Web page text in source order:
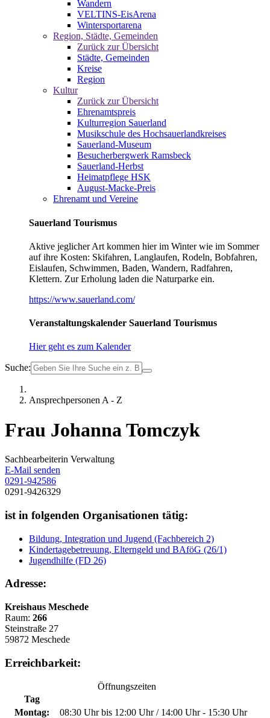
Wandern
VELTINS-EisArena
Wintersportarena
Region, Städte, Gemeinden
Zurück zur Übersicht
Städte, Gemeinden
Kreise
Region
Kultur
Zurück zur Übersicht
Ehrenamtspreis
Kulturregion Sauerland
Musikschule des Hochsauerlandkreises
Sauerland-Museum
Besucherbergwerk Ramsbeck
Sauerland-Herbst
Heimatpflege HSK
August-Macke-Preis
Ehrenamt und Vereine
Sauerland Tourismus
Aktive jeglicher Art kommen hier im Winter wie im Sommer
auf ihre Kosten: Skifahren, Langlaufen, Rodeln, Bobfahren,
Eislaufen, Schwimmen, Baden, Wandern, Radfahren,
Klettern. Zur Erholung laden die Naturparke ein.
https://www.sauerland.com/
Veranstaltungskalender Sauerland Tourismus
Hier geht es zum Kalender
Suche:
Ansprechpersonen A - Z
Frau Johanna Tomczyk
Sachbearbeiterin Verwaltung
E-Mail senden
0291-942586
0291-9426329
ist in folgenden Organisationen tätig:
Bildung, Integration und Jugend (Fachbereich 2)
Kindertagebetreuung, Elterngeld und BAföG (26/1)
Jugendhilfe (FD 26)
Adresse:
Kreishaus Meschede
Raum: 266
Steinstraße 27
59872 Meschede
Erreichbarkeit:
Öffnungszeiten
Tag
Montag:
08:30 Uhr bis 12:00 Uhr / 14:00 Uhr - 15:30 Uhr